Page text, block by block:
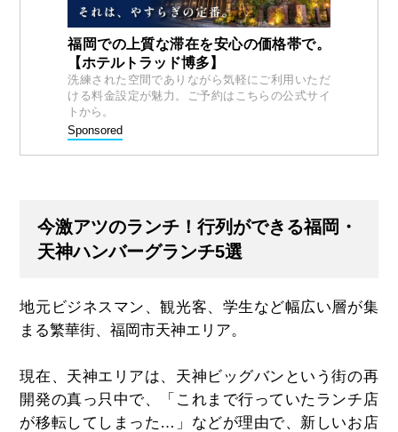
福岡での上質な滞在を安心の価格帯で。
【ホテルトラッド博多】
洗練された空間でありながら気軽にご利用いただ
ける料金設定が魅力。ご予約はこちらの公式サイ
トから。
Sponsored
今激アツのランチ！行列ができる福岡・
天神ハンバーグランチ5選
地元ビジネスマン、観光客、学生など幅広い層が集
まる繁華街、福岡市天神エリア。
現在、天神エリアは、天神ビッグバンという街の再
開発の真っ只中で、「これまで行っていたランチ店
が移転してしまった…」などが理由で、新しいお店